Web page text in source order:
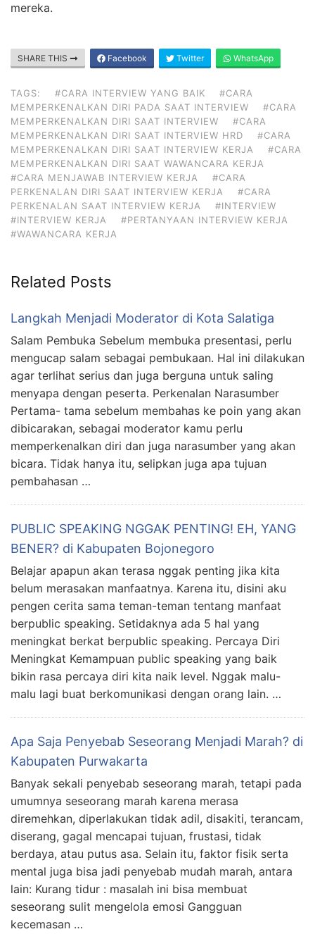
mereka.
SHARE THIS Facebook Twitter WhatsApp
TAGS: #CARA INTERVIEW YANG BAIK
#CARA
MEMPERKENALKAN DIRI PADA SAAT INTERVIEW
#CARA
MEMPERKENALKAN DIRI SAAT INTERVIEW
#CARA
MEMPERKENALKAN DIRI SAAT INTERVIEW HRD
#CARA
MEMPERKENALKAN DIRI SAAT INTERVIEW KERJA
#CARA
MEMPERKENALKAN DIRI SAAT WAWANCARA KERJA
#CARA MENJAWAB INTERVIEW KERJA
#CARA
PERKENALAN DIRI SAAT INTERVIEW KERJA
#CARA
PERKENALAN SAAT INTERVIEW KERJA
#INTERVIEW
#INTERVIEW KERJA
#PERTANYAAN INTERVIEW KERJA
#WAWANCARA KERJA
Related Posts
Langkah Menjadi Moderator di Kota Salatiga
Salam Pembuka Sebelum membuka presentasi, perlu
mengucap salam sebagai pembukaan. Hal ini dilakukan
agar terlihat serius dan juga berguna untuk saling
menyapa dengan peserta. Perkenalan Narasumber
Pertama- tama sebelum membahas ke poin yang akan
dibicarakan, sebagai moderator kamu perlu
memperkenalkan diri dan juga narasumber yang akan
bicara. Tidak hanya itu, selipkan juga apa tujuan
pembahasan …
PUBLIC SPEAKING NGGAK PENTING! EH, YANG
BENER? di Kabupaten Bojonegoro
Belajar apapun akan terasa nggak penting jika kita
belum merasakan manfaatnya. Karena itu, disini aku
pengen cerita sama teman-teman tentang manfaat
berpublic speaking. Setidaknya ada 5 hal yang
meningkat berkat berpublic speaking. Percaya Diri
Meningkat Kemampuan public speaking yang baik
bikin rasa percaya diri kita naik level. Nggak malu-
malu lagi buat berkomunikasi dengan orang lain. …
Apa Saja Penyebab Seseorang Menjadi Marah? di
Kabupaten Purwakarta
Banyak sekali penyebab seseorang marah, tetapi pada
umumnya seseorang marah karena merasa
diremehkan, diperlakukan tidak adil, disakiti, terancam,
diserang, gagal mencapai tujuan, frustasi, tidak
berdaya, atau putus asa. Selain itu, faktor fisik serta
mental juga bisa jadi penyebab mudah marah, antara
lain: Kurang tidur : masalah ini bisa membuat
seseorang sulit mengelola emosi Gangguan
kecemasan …